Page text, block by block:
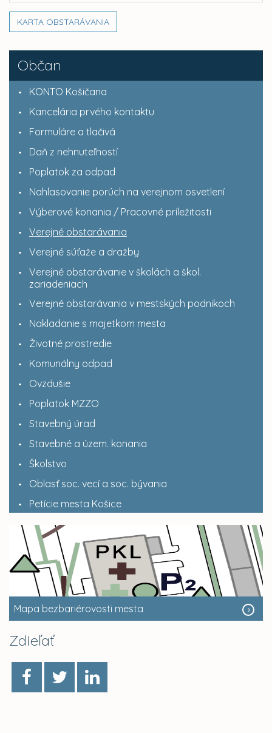
Občan
KONTO Košičana
Kancelária prvého kontaktu
Formuláre a tlačivá
Daň z nehnuteľností
Poplatok za odpad
Nahlasovanie porúch na verejnom osvetlení
Výberové konania / Pracovné príležitosti
Verejné obstarávania
Verejné súťaže a dražby
Verejné obstarávanie v školách a škol.
zariadeniach
Verejné obstarávania v mestských podnikoch
Nakladanie s majetkom mesta
Životné prostredie
Komunálny odpad
Ovzdušie
Poplatok MZZO
Stavebný úrad
Stavebné a územ. konania
Školstvo
Oblasť soc. vecí a soc. bývania
Petície mesta Košice
Mapa bezbariérovosti mesta
Zdieľať
KARTA OBSTARÁVANIA